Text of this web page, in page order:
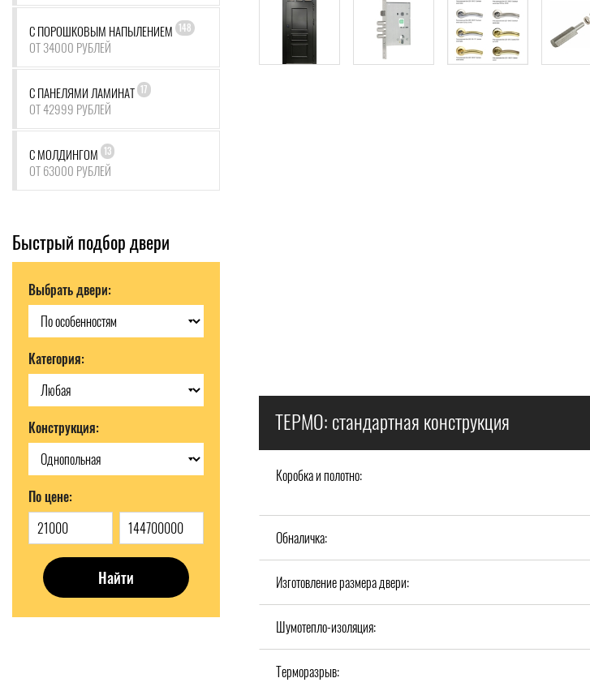
С ПОРОШКОВЫМ НАПЫЛЕНИЕМ 148
ОТ 34000 РУБЛЕЙ
С ПАНЕЛЯМИ ЛАМИНАТ 17
ОТ 42999 РУБЛЕЙ
С МОЛДИНГОМ 13
ОТ 63000 РУБЛЕЙ
Быстрый подбор двери
Выбрать двери:
Категория:
Конструкция:
По цене:
Найти
ТЕРМО: стандартная конструкция
Коробка и полотно:
Обналичка:
Изготовление размера двери:
Шумотепло-изоляция:
Терморазрыв: